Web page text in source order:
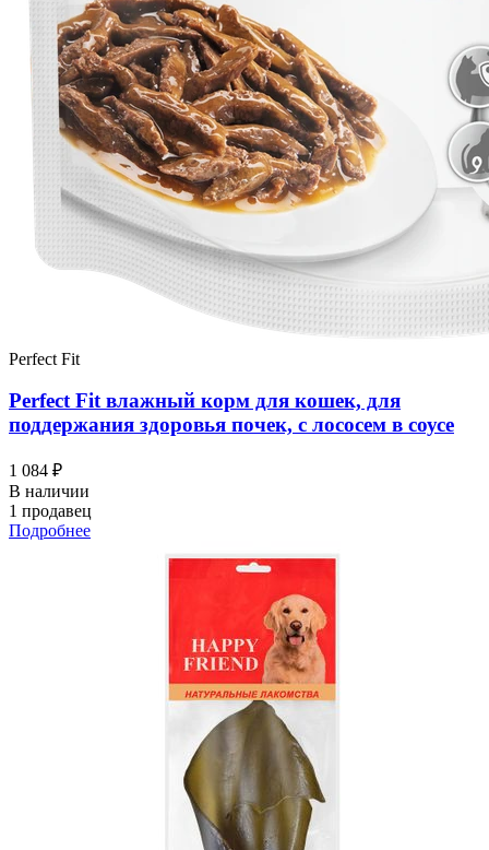
Perfect Fit
Perfect Fit влажный корм для кошек, для
поддержания здоровья почек, с лососем в соусе
1 084 ₽
В наличии
1 продавец
Подробнее